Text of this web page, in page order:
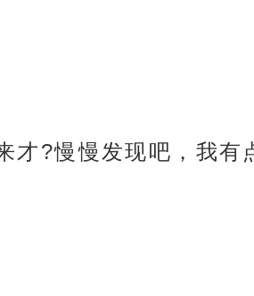
才?慢慢发现吧，我有